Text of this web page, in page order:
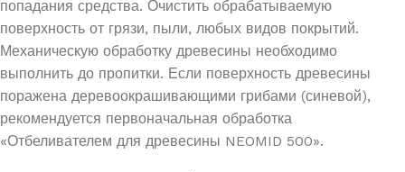
попадания средства. Очистить обрабатываемую
поверхность от грязи, пыли, любых видов покрытий.
Механическую обработку древесины необходимо
выполнить до пропитки. Если поверхность древесины
поражена деревоокрашивающими грибами (синевой),
рекомендуется первоначальная обработка
«Отбеливателем для древесины NEOMID 500».